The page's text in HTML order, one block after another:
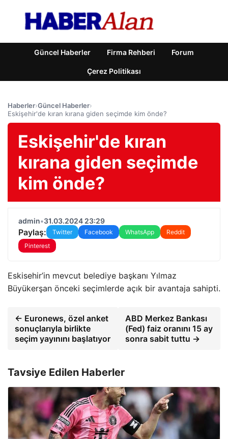
Güncel Haberler Firma Rehberi Forum
Çerez Politikası
Haberler›Güncel Haberler›
Eskişehir'de kıran kırana giden seçimde kim önde?
Eskişehir'de kıran
kırana giden seçimde
kim önde?
admin•31.03.2024 23:29
Paylaş: Twitter Facebook WhatsApp
Reddit
Pinterest
Eskisehir’in mevcut belediye başkanı Yılmaz
Büyükerşan önceki seçimlerde açık bir avantaja sahipti.
← Euronews, özel anket
sonuçlarıyla birlikte
seçim yayınını başlatıyor
ABD Merkez Bankası
(Fed) faiz oranını 15 ay
sonra sabit tuttu →
Tavsiye Edilen Haberler